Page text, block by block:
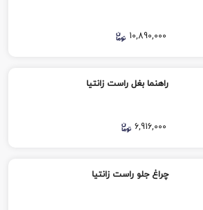
10,890,000
راهنما بغل راست زانتیا
6,916,000
چراغ جلو راست زانتیا